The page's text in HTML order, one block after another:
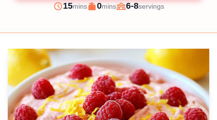
Prep
15minutes
mins
Cook
0minutes
mins
Servings
6-8servings